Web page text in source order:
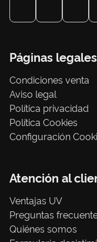
Páginas legales
Condiciones venta
Aviso legal
Política privacidad
Política Cookies
Configuración
Atención al
Ventajas UV
Preguntas
Quiénes somos